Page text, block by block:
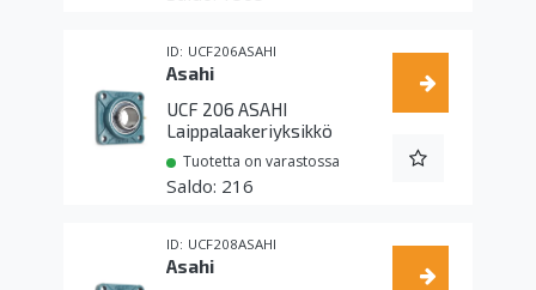
UCF206ASAHI
Asahi
UCF 206 ASAHI
Laippalaakeriyksikkö
Tuotetta on varastossa
216
UCF208ASAHI
Asahi